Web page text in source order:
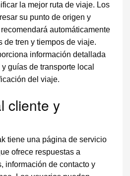
la mejor ruta de viaje. Los
su punto de origen y
automáticamente
de tren y tiempos de viaje.
información detallada
guías de transporte local
del viaje.
cliente y
tiene una página de servicio
ofrece respuestas a
información de contacto y